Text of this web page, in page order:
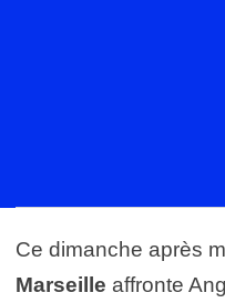
Ce dimanche après
Marseille affronte